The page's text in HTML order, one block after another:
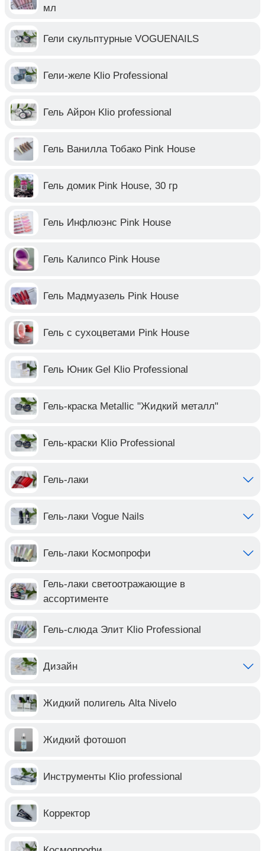
мл
Гели скульптурные VOGUENAILS
Гели-желе Klio Professional
Гель Айрон Klio professional
Гель Ванилла Тобако Pink House
Гель домик Pink House, 30 гр
Гель Инфлюэнс Pink House
Гель Калипсо Pink House
Гель Мадмуазель Pink House
Гель с сухоцветами Pink House
Гель Юник Gel Klio Professional
Гель-краска Metallic "Жидкий металл"
Гель-краски Klio Professional
Гель-лаки
Гель-лаки Vogue Nails
Гель-лаки Космопрофи
Гель-лаки светоотражающие в
ассортименте
Гель-слюда Элит Klio Professional
Дизайн
Жидкий полигель Alta Nivelo
Жидкий фотошоп
Инструменты Klio professional
Корректор